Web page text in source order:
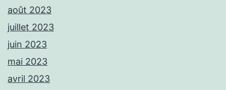
août 2023
juillet 2023
juin 2023
mai 2023
avril 2023